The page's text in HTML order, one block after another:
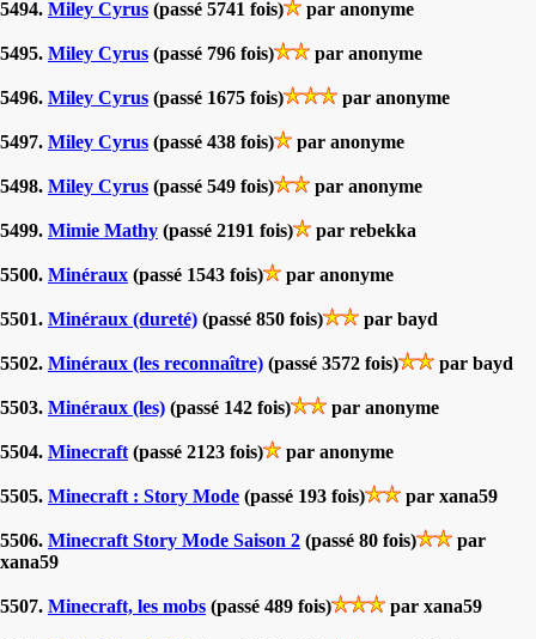
5494. Miley Cyrus (passé 5741 fois) par anonyme
5495. Miley Cyrus (passé 796 fois) par anonyme
5496. Miley Cyrus (passé 1675 fois) par anonyme
5497. Miley Cyrus (passé 438 fois) par anonyme
5498. Miley Cyrus (passé 549 fois) par anonyme
5499. Mimie Mathy (passé 2191 fois) par rebekka
5500. Minéraux (passé 1543 fois) par anonyme
5501. Minéraux (dureté) (passé 850 fois) par bayd
5502. Minéraux (les reconnaître) (passé 3572 fois) par bayd
5503. Minéraux (les) (passé 142 fois) par anonyme
5504. Minecraft (passé 2123 fois) par anonyme
5505. Minecraft : Story Mode (passé 193 fois) par xana59
5506. Minecraft Story Mode Saison 2 (passé 80 fois)
par
xana59
5507. Minecraft, les mobs (passé 489 fois) par xana59